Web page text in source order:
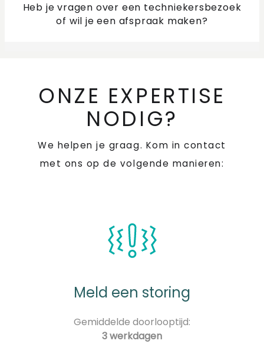
Heb je vragen over een techniekersbezoek
of wil je een afspraak maken?
ONZE EXPERTISE
NODIG?
We helpen je graag. Kom in contact
met ons op de volgende manieren:
Meld een storing
Gemiddelde doorlooptijd:
3 werkdagen